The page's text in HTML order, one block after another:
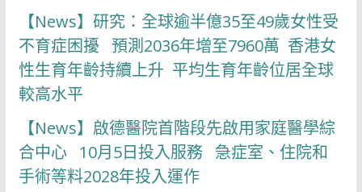
【News】研究：全球逾半億35至49歲女性受
不育症困擾 預測2036年增至7960萬 香港女
性生育年齡持續上升 平均生育年齡位居全球
較高水平
【News】啟德醫院首階段先啟用家庭醫學綜
合中心 10月5日投入服務 急症室、住院和
手術等料2028年投入運作